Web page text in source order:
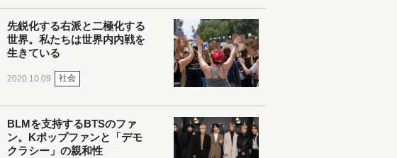
先鋭化する右派と二極化する
世界。私たちは世界内内戦を
生きている
2020.10.09 社会
BLMを支持するBTSのファ
ン。Kポップファンと「デモ
クラシー」の親和性